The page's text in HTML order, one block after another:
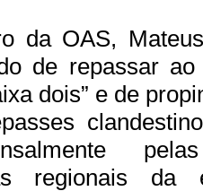
da OAS,
de repassar ao
dois” e de
regionais da